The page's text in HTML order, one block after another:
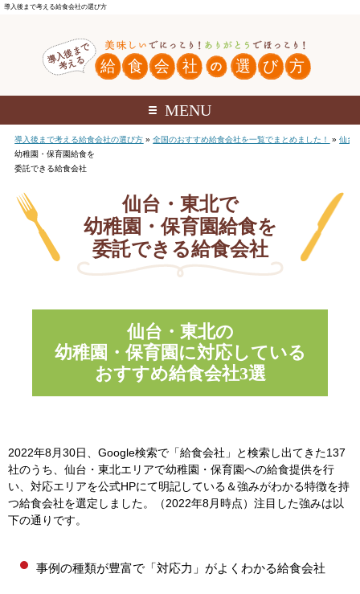
導入後まで考える給食会社の選び方
MENU
導入後まで考える給食会社の選び方 »全国のおすすめ給食会社を一覧でまとめました！ »仙台
幼稚園・保育園給食を
委託できる給食会社
仙台・東北で
幼稚園・保育園給食を
委託できる給食会社
仙台・東北の
幼稚園・保育園に対応している
おすすめ給食会社3選
2022年8月30日、Google検索で「給食会社」と検索し出てきた137
社のうち、仙台・東北エリアで幼稚園・保育園への給食提供を行
い、対応エリアを公式HPにて明記している＆強みがわかる特徴を持
つ給食会社を選定しました。（2022年8月時点）注目した強みは以
下の通りです。
事例の種類が豊富で 「対応力」 がよくわかる給食会社